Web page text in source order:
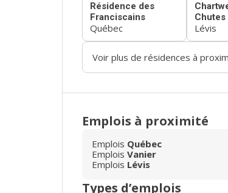
Résidence des
Franciscains
Québec
Chutes
Lévis
Voir plus de résidences à
Emplois à proximité
Emplois Québec
Emplois Vanier
Emplois Lévis
Types d’emplois